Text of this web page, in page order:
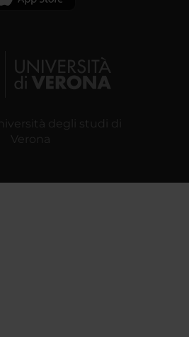
degli studi di
Verona